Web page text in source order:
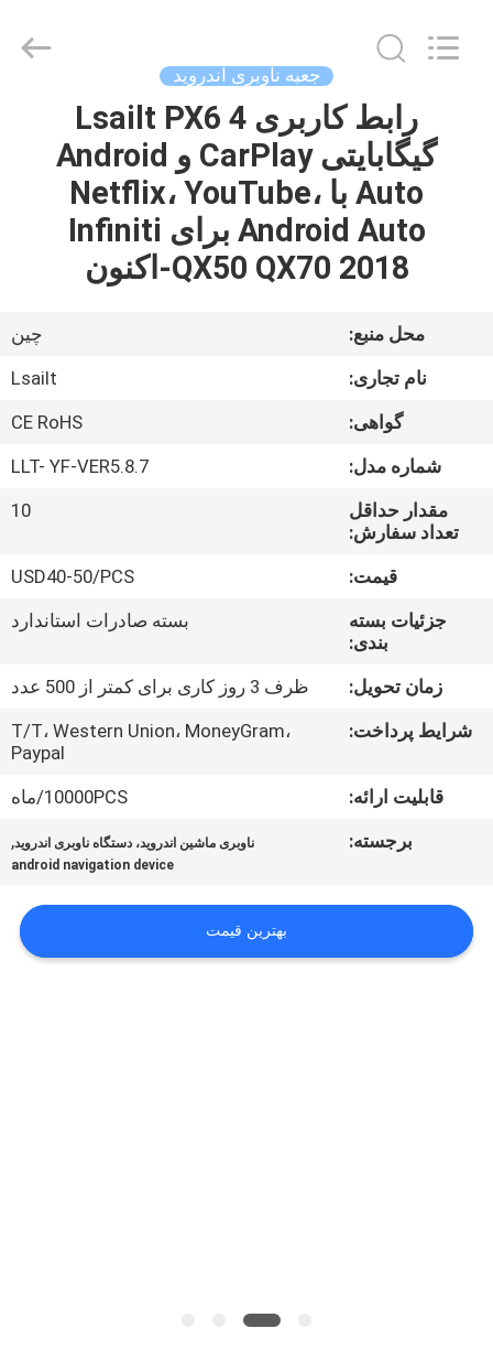
محصولات
درباره
کارخانه
کیفیت
ما
بگیرید
موارد
Electron
Co.,Ltd.
جعبه ناوبری اندروید
رابط کاربری Lsailt PX6 4
گیگابایتی CarPlay و Android
Auto با Netflix، YouTube،
Android Auto برای Infiniti
QX50 QX70 2018-اکنون
محل منبع:
چین
نام تجاری:
Lsailt
گواهی:
CE RoHS
شماره مدل:
LLT- YF-VER5.8.7
مقدار حداقل
تعداد سفارش:
10
قیمت:
USD40-50/PCS
جزئیات بسته
بندی:
بسته صادرات استاندارد
زمان تحویل:
ظرف 3 روز کاری برای کمتر از 500 عدد
شرایط پرداخت:
T/T، Western Union، MoneyGram،
Paypal
قابلیت ارائه:
10000PCS/ماه
برجسته:
ناوبری ماشین اندروید، دستگاه ناوبری اندروید,
android navigation device
بهترین قیمت